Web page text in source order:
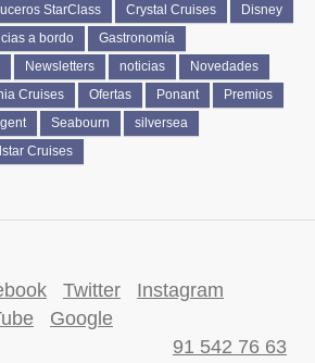
StarClass Crystal Cruises
Disney
a bordo
Gastronomía
Newsletters noticias
Novedades
Cruises Ofertas Ponant
Premios
Seabourn
silversea
Cruises
Twitter
Instagram
Google
91 542 76 63